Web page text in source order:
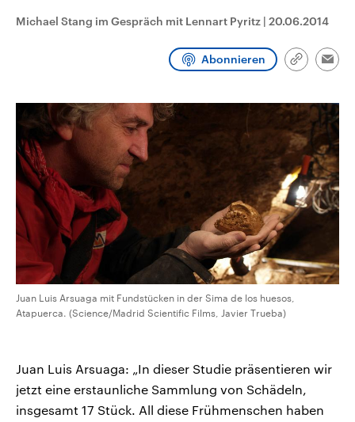
Michael Stang im Gespräch mit Lennart Pyritz | 20.06.2014
Abonnieren
Link
Juan Luis Arsuaga mit Fundstücken in der Sima de los huesos,
Atapuerca. (Science/Madrid Scientific Films, Javier Trueba)
Juan Luis Arsuaga: „In dieser Studie präsentieren wir
jetzt eine erstaunliche Sammlung von Schädeln,
insgesamt 17 Stück. All diese Frühmenschen haben